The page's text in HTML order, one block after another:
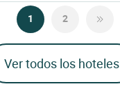
1 2
Ver todos los hoteles